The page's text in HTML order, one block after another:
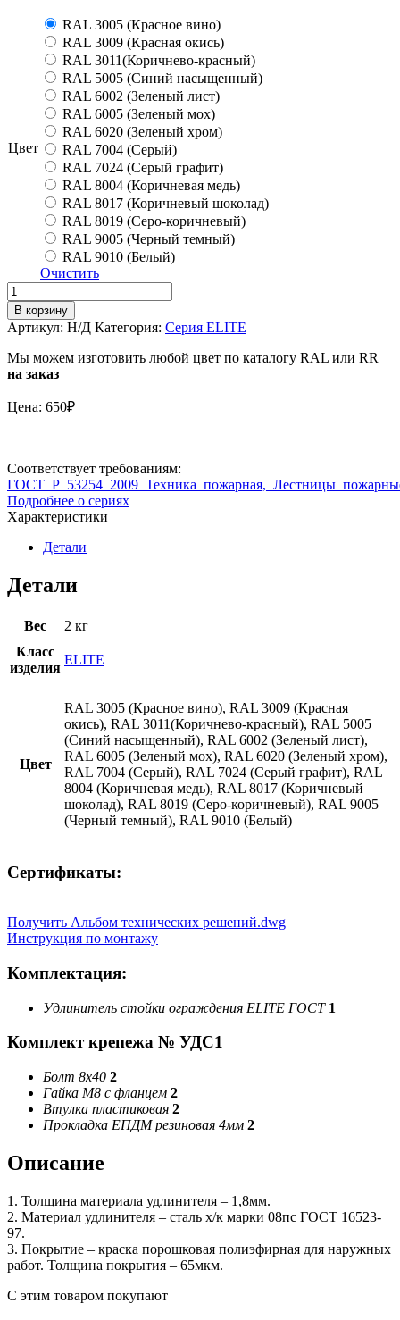
Цвет
RAL 3005 (Красное вино)
RAL 3009 (Красная окись)
RAL 3011(Коричнево-красный)
RAL 5005 (Синий насыщенный)
RAL 6002 (Зеленый лист)
RAL 6005 (Зеленый мох)
RAL 6020 (Зеленый хром)
RAL 7004 (Серый)
RAL 7024 (Серый графит)
RAL 8004 (Коричневая медь)
RAL 8017 (Коричневый шоколад)
RAL 8019 (Серо-коричневый)
RAL 9005 (Черный темный)
RAL 9010 (Белый)
Очистить
Количество
Удлинитель
стойки
ограждения
ELITE
ГОСТ
В корзину
Артикул: Н/Д Категория: Серия ELITE
Мы можем изготовить любой цвет по каталогу RAL или RR
на заказ
Цена: 650₽
Соответствует требованиям:
Подробнее о сериях
Характеристики
Детали
Детали
Вес
2 кг
Класс
изделия
ELITE
Цвет
RAL 3005 (Красное вино), RAL 3009 (Красная
окись), RAL 3011(Коричнево-красный), RAL 5005
(Синий насыщенный), RAL 6002 (Зеленый лист),
RAL 6005 (Зеленый мох), RAL 6020 (Зеленый хром),
RAL 7004 (Серый), RAL 7024 (Серый графит), RAL
8004 (Коричневая медь), RAL 8017 (Коричневый
шоколад), RAL 8019 (Серо-коричневый), RAL 9005
(Черный темный), RAL 9010 (Белый)
Сертификаты:
Получить Альбом технических решений.dwg
Инструкция по монтажу
Комплектация:
Удлинитель стойки ограждения ELITE ГОСТ 1
Комплект крепежа № УДС1
Болт 8х40 2
Гайка М8 с фланцем 2
Втулка пластиковая 2
Прокладка ЕПДМ резиновая 4мм 2
Описание
1. Толщина материала удлинителя – 1,8мм.
2. Материал удлинителя – сталь х/к марки 08пс ГОСТ 16523-
97.
3. Покрытие – краска порошковая полиэфирная для наружных
работ. Толщина покрытия – 65мкм.
С этим товаром покупают